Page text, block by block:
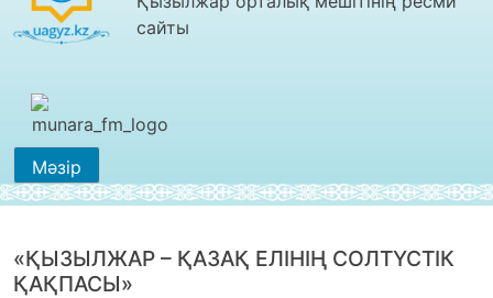
сайты
Мәзір
«ҚЫЗЫЛЖАР – ҚАЗАҚ ЕЛІНІҢ СОЛТҮСТІК
ҚАҚПАСЫ»